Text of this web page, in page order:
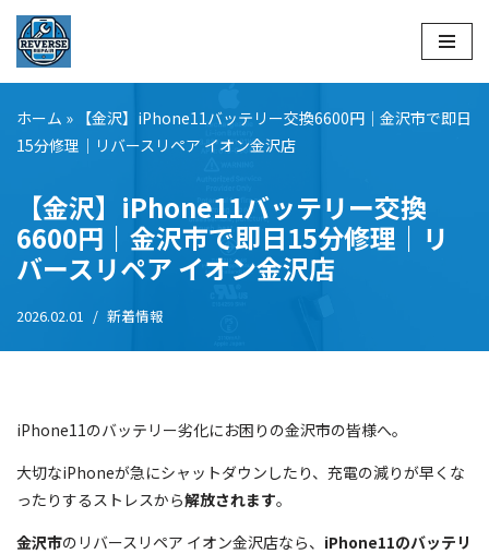
コ
ン
テ
ン
キ
ッ
ホーム » 【金沢】iPhone11バッテリー交換6600円｜金沢市で即日
15分修理｜リバースリペア イオン金沢店
【金沢】iPhone11バッテリー交換
6600円｜金沢市で即日15分修理｜リ
バースリペア イオン金沢店
2026.02.01 新着情報
iPhone11のバッテリー劣化にお困りの金沢市の皆様へ。
大切なiPhoneが急にシャットダウンしたり、充電の減りが早くな
ったりするストレスから解放されます。
金沢市のリバースリペア イオン金沢店なら、 iPhone11のバッテリ